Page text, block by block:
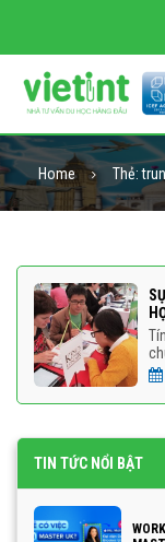
Home Thẻ:
TIN TỨC NỔI BẬT